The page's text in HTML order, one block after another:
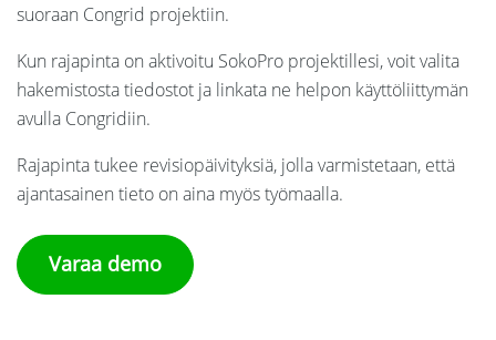
suoraan Congrid projektiin.
Kun rajapinta on aktivoitu SokoPro projektillesi, voit valita
hakemistosta tiedostot ja linkata ne helpon käyttöliittymän
avulla Congridiin.
Rajapinta tukee revisiopäivityksiä, jolla varmistetaan, että
ajantasainen tieto on aina myös työmaalla.
Varaa demo